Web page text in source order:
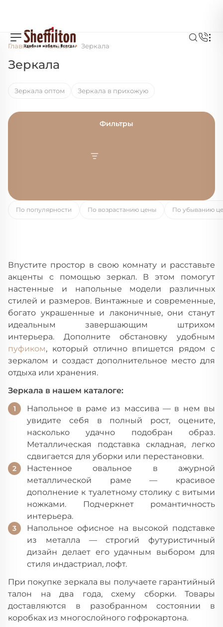
Главная Каталог Зеркала
Зеркала
Зеркала оптом Зеркала в прихожую
Фильтры
По популярности По возрастанию цены По убыванию
Впустите простор в свою комнату и расставьте
акценты с помощью зеркал. В этом помогут
настенные и напольные модели различных
стилей и размеров. Винтажные и современные,
богато украшенные и лаконичные, они станут
идеальным завершающим штрихом
интерьера. Дополните обстановку удобным
пуфиком, который отлично впишется рядом с
зеркалом и создаст дополнительное место для
отдыха или хранения.
Зеркала в нашем каталоге:
Напольное в раме из массива — в нем вы
увидите себя в полный рост, оцените,
насколько удачно подобран образ.
Металлическая подставка складная, легко
сдвигается для уборки или перестановки.
Настенное овальное в ажурной
металлической раме — красивое
дополнение к туалетному столику с витыми
ножками. Подчеркнет романтичность
интерьера.
Напольное офисное на высокой подставке
из металла — строгий футуристичный
дизайн делает его удачным выбором для
стиля индастриал, лофт.
При покупке зеркала вы получаете гарантийный
талон на два года, схему сборки. Товары
доставляются в разобранном состоянии в
коробках из многослойного гофрокартона.